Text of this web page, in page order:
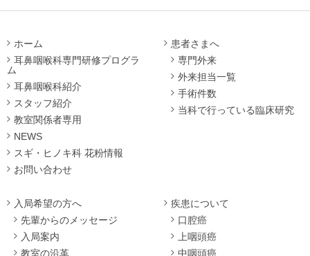
ホーム
耳鼻咽喉科専門研修プログラ
ム
耳鼻咽喉科紹介
スタッフ紹介
教室関係者専用
NEWS
スギ・ヒノキ科 花粉情報
お問い合わせ
患者さまへ
専門外来
外来担当一覧
手術件数
当科で行っている臨床研究
入局希望の方へ
先輩からのメッセージ
入局案内
教室の沿革
疾患について
口腔癌
上咽頭癌
中咽頭癌